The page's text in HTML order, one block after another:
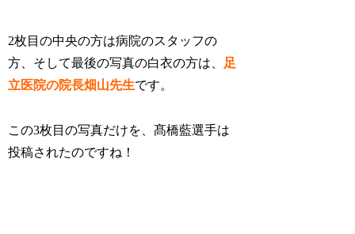
2枚目の中央の方は病院のスタッフの
方、そして最後の写真の白衣の方は、
足
立医院の院長畑山先生です。
この3枚目の写真だけを、髙橋藍選手は
投稿されたのですね！